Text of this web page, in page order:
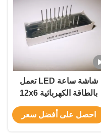
شاشة ساعة LED تعمل
بالطاقة الكهربائية 12x6
بوصة قطبية الكاثود الشائعة
لمتطلبات العملاء
احصل على أفضل سعر